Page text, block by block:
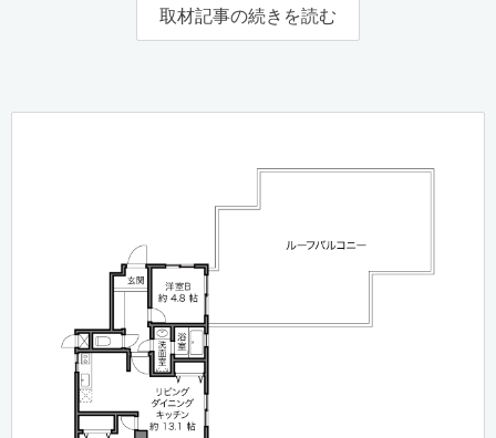
取材記事の続きを読む